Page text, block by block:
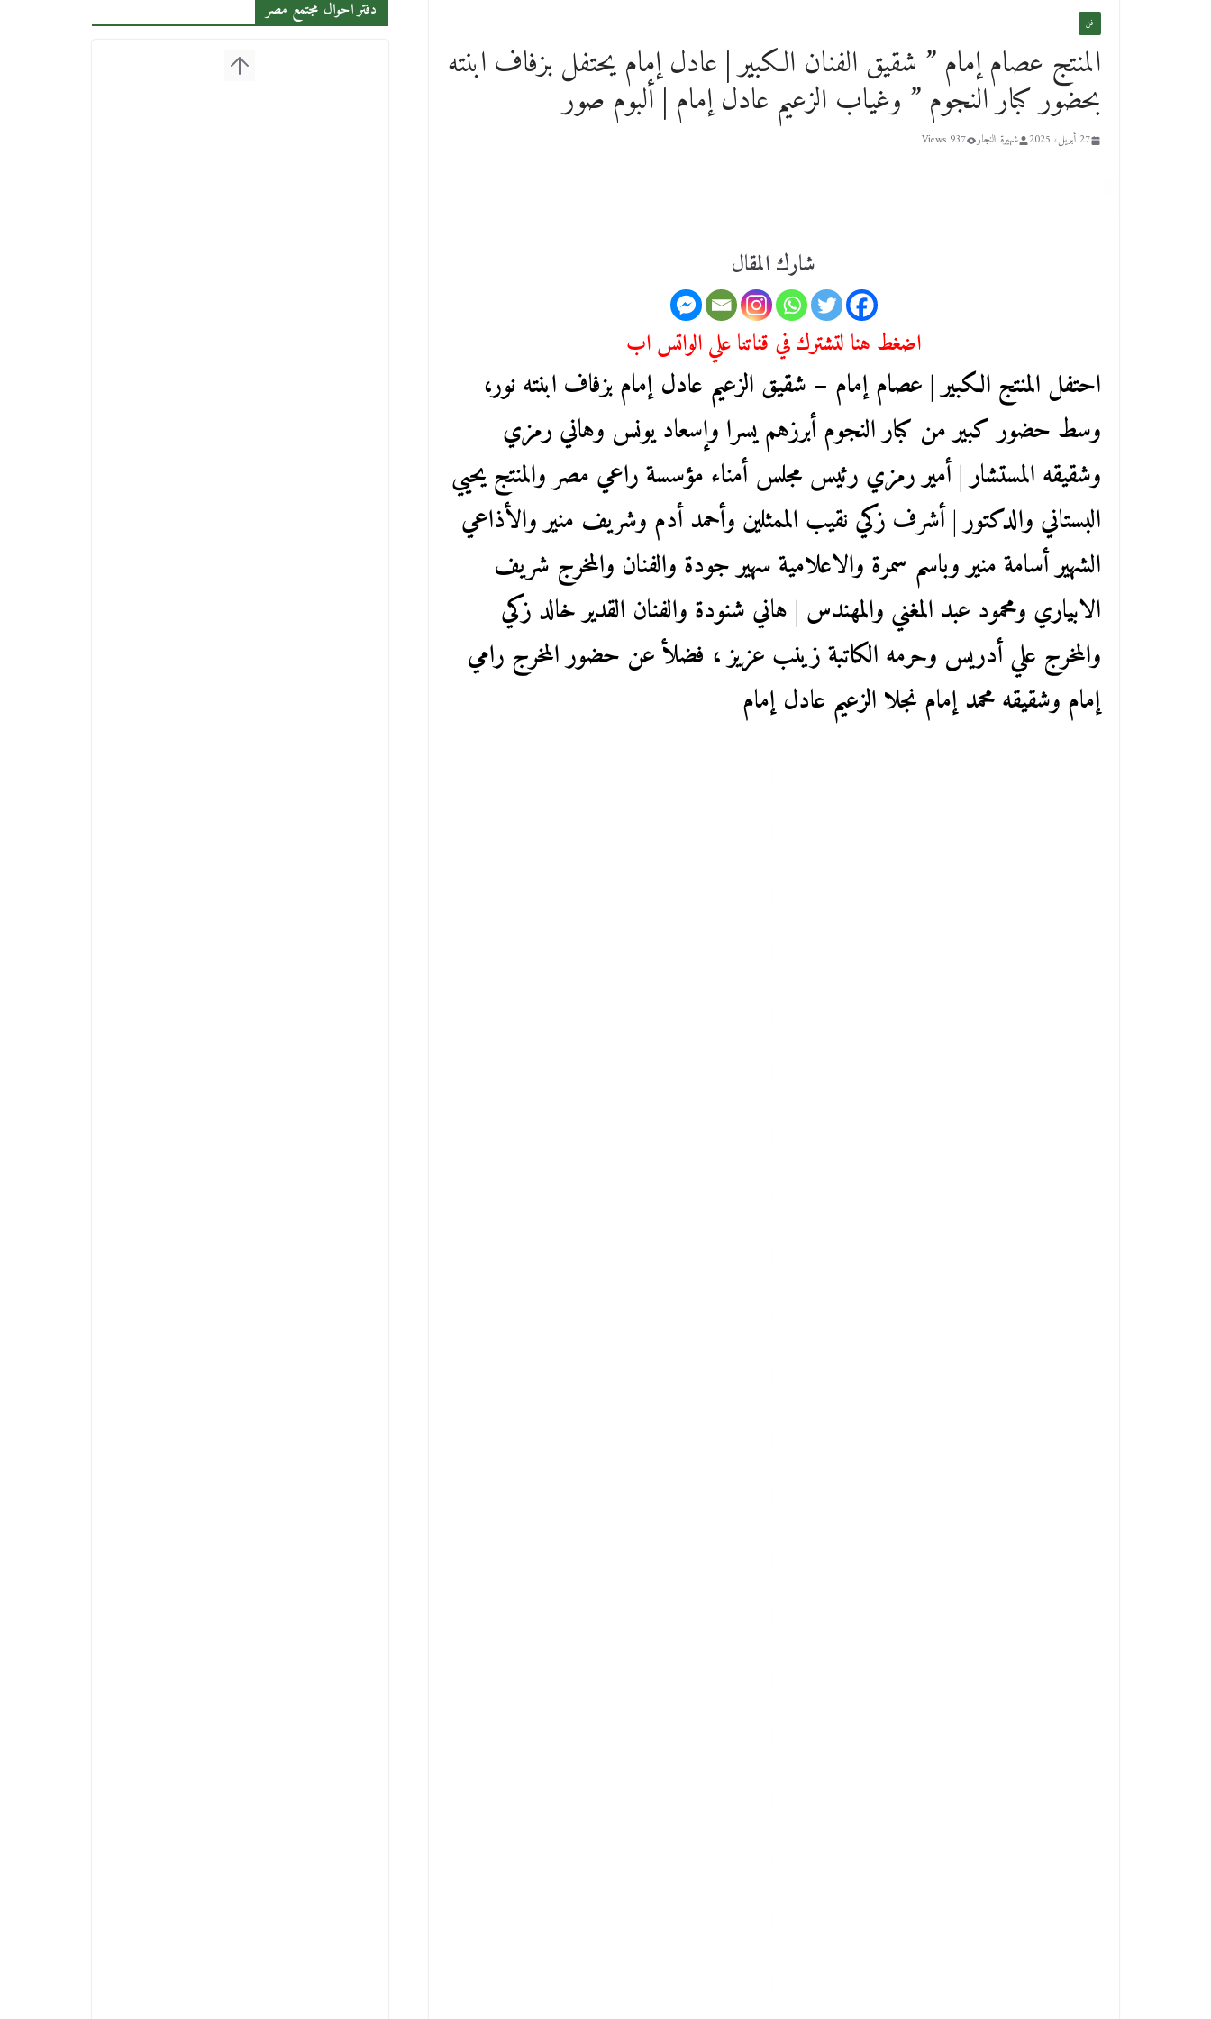
فن
المنتج عصام إمام ” شقيق الفنان الكبير | عادل إمام يحتفل بزفاف ابنته
بحضور كبار النجوم ” وغياب الزعيم عادل إمام | ألبوم صور
27 أبريل، 2025 شهيرة النجار 937 Views
شارك المقال
اضغط هنا لتشترك في قناتنا علي الواتس اب
احتفل المنتج الكبير | عصام إمام – شقيق الزعيم عادل إمام بزفاف ابنته نور،
وسط حضور كبير من كبار النجوم أبرزهم يسرا وإسعاد يونس وهاني رمزي
وشقيقه المستشار | أمير رمزي رئيس مجلس أمناء مؤسسة راعي مصر والمنتج يحيي
البستاني والدكتور | أشرف زكي نقيب الممثلين وأحمد أدم وشريف منير والأذاعي
الشهير أسامة منير وباسم سمرة والاعلامية سهير جودة والفنان والمخرج شريف
الابياري ومحمود عبد المغني والمهندس | هاني شنودة والفنان القدير خالد زكي
والمخرج علي أدريس وحرمه الكاتبة زينب عزيز ، فضلأ عن حضور المخرج رامي
إمام وشقيقه محمد إمام نجلا الزعيم عادل إمام
دفتر احوال مجتمع مصر